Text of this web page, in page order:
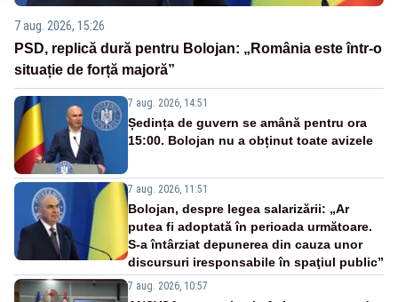
7 aug. 2026, 15:26
PSD, replică dură pentru Bolojan: „România este într-o
situație de forță majoră”
7 aug. 2026, 14:51
Ședința de guvern se amână pentru ora
15:00. Bolojan nu a obținut toate avizele
7 aug. 2026, 11:51
Bolojan, despre legea salarizării: „Ar
putea fi adoptată în perioada următoare.
S-a întârziat depunerea din cauza unor
discursuri iresponsabile în spaţiul public”
7 aug. 2026, 10:57